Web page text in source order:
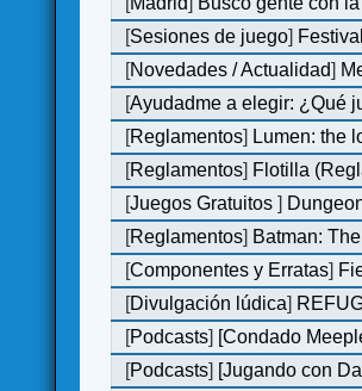
[Sesiones de juego]
[Novedades / Actualidad]
[Ayudadme a elegir: ¿Qué
[Reglamentos] Lumen: the
[Reglamentos] Flotilla
[Juegos Gratuitos]
[Reglamentos] Batman:
[Componentes y Erratas]
[Divulgación lúdica]
[Podcasts] [Condado
[Podcasts] [Jugando con